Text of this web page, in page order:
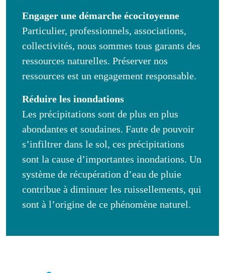
Engager une démarche écocitoyenne
Particulier, professionnels, associations,
collectivités, nous sommes tous garants des
ressources naturelles. Préserver nos
ressources est un engagement responsable.
Réduire les inondations
Les précipitations sont de plus en plus
abondantes et soudaines. Faute de pouvoir
s’infiltrer dans le sol, ces précipitations
sont la cause d’importantes inondations. Un
système de récupération d’eau de pluie
contribue à diminuer les ruissellements, qui
sont à l’origine de ce phénomène naturel.